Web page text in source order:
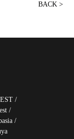
BACK >
/
/
/